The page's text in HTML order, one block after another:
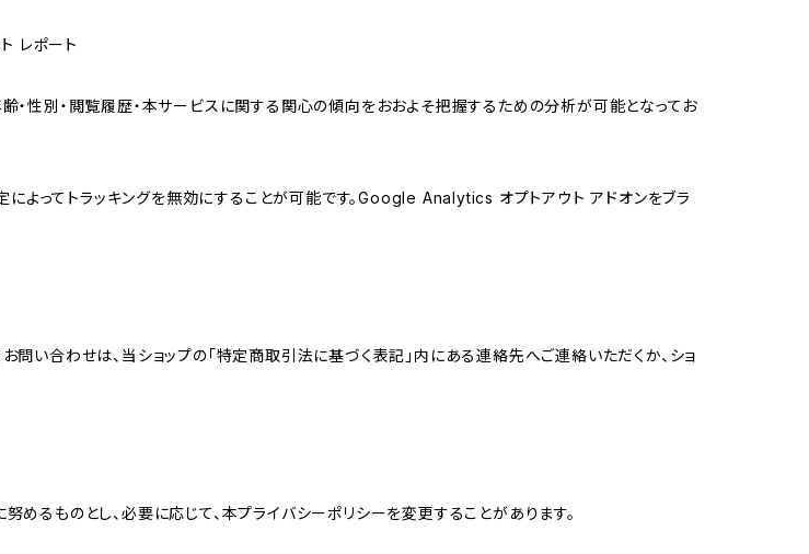
レポート
性別・閲覧履歴・本サービスに関する関心の傾向をおおよそ把握するための分析が可能となってお
ってトラッキングを無効にすることが可能です。Google Analytics オプトアウト アドオンをブラ
い合わせは、当ショップの「特定商取引法に基づく表記」内にある連絡先へご連絡いただくか、ショ
るものとし、必要に応じて、本プライバシーポリシーを変更することがあります。